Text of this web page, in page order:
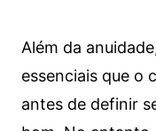
Além da
essenciais que o
antes de definir